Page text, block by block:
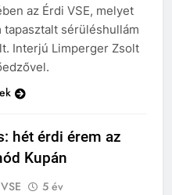
az Érdi VSE, melyet
tapasztalt sérüléshullám
Interjú Limperger Zsolt
hét érdi érem az
Kupán
5 év